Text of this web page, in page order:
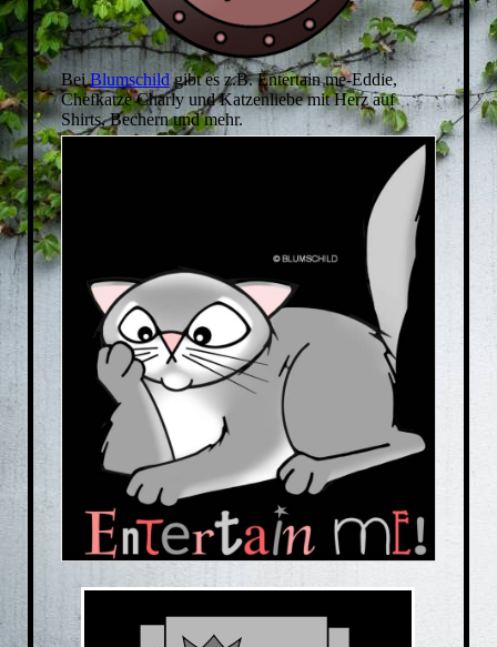
BeiBlumschildgibt es z.B. Entertain me-Eddie,
Chefkatze Charly und Katzenliebe mit Herz auf
Shirts, Bechern und mehr.